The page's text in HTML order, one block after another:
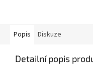
Popis Diskuze
Detailní popis